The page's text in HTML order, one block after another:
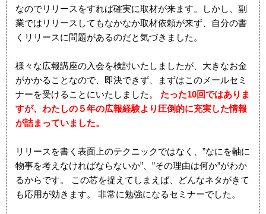
なのでリリースをすれば確実に取材が来ます。しかし、副
業ではリリースしてもなかなか取材依頼が来ず、自分の書
くリリースに問題があるのだと気づきました。
様々な広報講座の入会を検討いたしましたが、大きなお金
がかかることなので、即決できず、まずはこのメールセミ
ナーを受けることにいたしました。 たった10回ではありま
すが、わたしの５年の広報経験より圧倒的に充実した情報
が詰まっていました。
リリースを書く表面上のテクニックではなく、”なにを軸に
物事を考えなければならないか”、”その理由は何か”がわか
るからです。 この芯を捉えてしまえば、どんなネタがきて
も応用が効きます。 非常に勉強になるセミナーでした。